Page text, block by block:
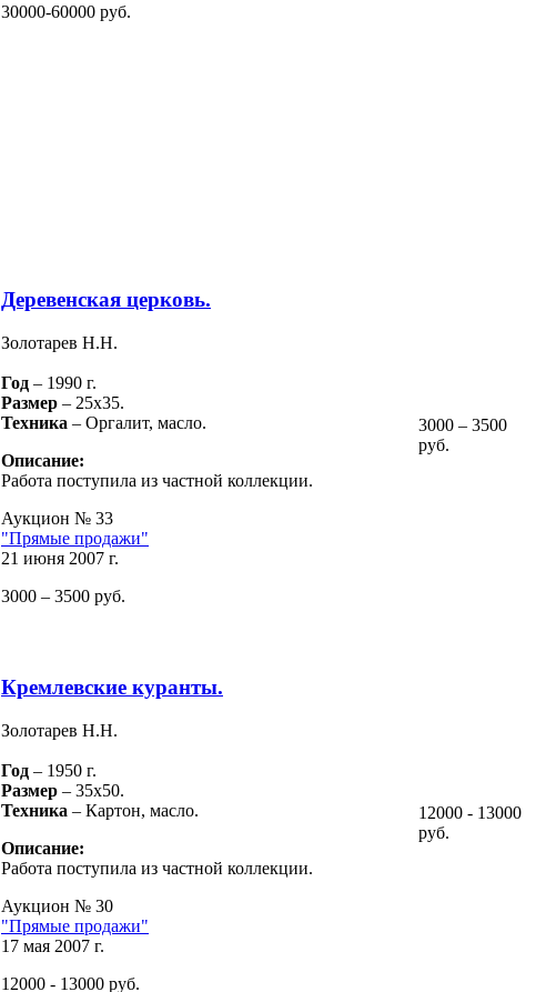
30000-60000 руб.
Деревенская церковь.
Золотарев Н.Н.
Год – 1990 г.
Размер – 25х35.
Техника – Оргалит, масло.
Описание:
Работа поступила из частной коллекции.
Аукцион № 33
"Прямые продажи"
21 июня 2007 г.
3000 – 3500 руб.
3000 – 3500
руб.
Кремлевские куранты.
Золотарев Н.Н.
Год – 1950 г.
Размер – 35х50.
Техника – Картон, масло.
Описание:
Работа поступила из частной коллекции.
Аукцион № 30
"Прямые продажи"
17 мая 2007 г.
12000 - 13000 руб.
12000 - 13000
руб.